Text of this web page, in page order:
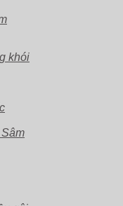
khói